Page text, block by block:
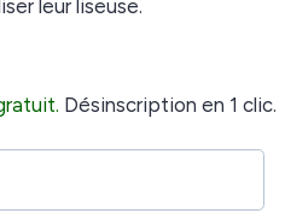
toute les 50 pages. C’est
grand plaisir.